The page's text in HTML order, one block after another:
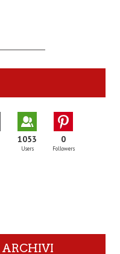
1053
Users
0
Followers
ARCHIVI